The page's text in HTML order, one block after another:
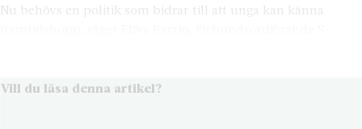
Nu behövs en politik som bidrar till att unga kan känna
Vill du läsa denna artikel?